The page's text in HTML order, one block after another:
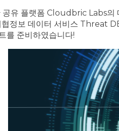
공유 플랫폼 Cloudbric Labs의
정보 데이터 서비스 Threat
를 준비하였습니다!